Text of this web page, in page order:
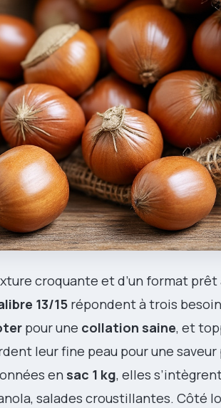
croquante et d’un format prêt
13/15 répondent à trois
pour une collation saine, et
leur fine peau pour une
en sac 1 kg, elles
salades croustillantes. Côté